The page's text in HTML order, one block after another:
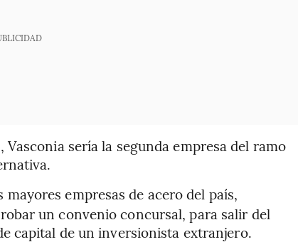
sería la segunda empresa del ramo
mayores empresas de acero del país,
un convenio concursal, para salir del
capital de un inversionista extranjero.